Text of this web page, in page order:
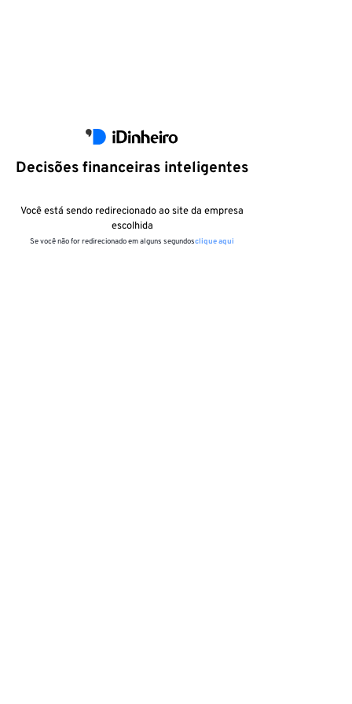
Decisões financeiras inteligentes
Você está sendo redirecionado ao site da empresa
escolhida
Se você não for redirecionado em alguns segundosclique aqui